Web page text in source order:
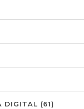
DIGITAL (61)